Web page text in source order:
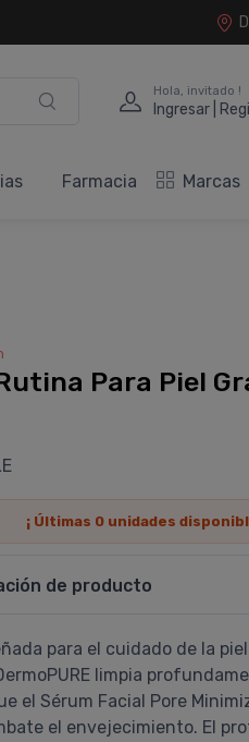
Hola, invitado !
Ingresar |
Farmacia Marcas
Para Piel
¡ Últimas 0 unidades
de producto
para el cuidado de la piel
limpia
el Sérum Facial Pore
el envejecimiento. El